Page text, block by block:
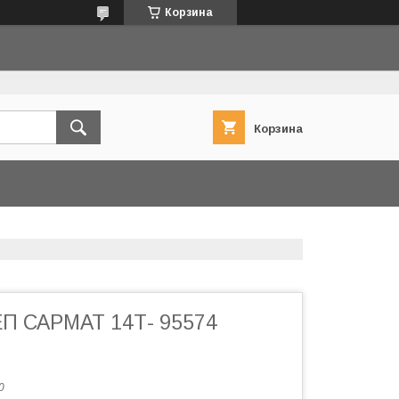
Корзина
Корзина
САРМАТ 14Т- 95574